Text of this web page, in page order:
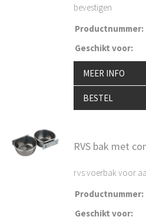
bevestigen
Productnummer:
Geschikt voor:
MEER INFO
BESTEL
RVS bak met
rvs voerbak voor
Productnummer:
Geschikt voor: